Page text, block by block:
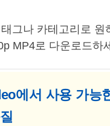
그나 카테고리로 원
MP4로 다운로드하
에서 사용 가능